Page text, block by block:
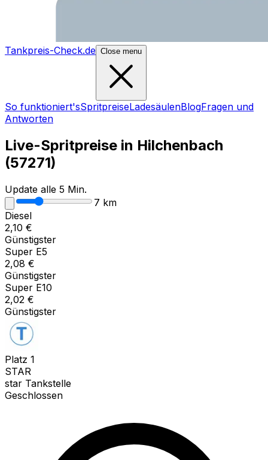
Tankpreis-Check.de Close menu
So funktioniert'sSpritpreiseLadesäulenBlogFragen und
Antworten
Live-Spritpreise in Hilchenbach
(57271)
Update alle 5 Min.
7 km
Diesel
2,10 €
Günstigster
Super E5
2,08 €
Günstigster
Super E10
2,02 €
Günstigster
Platz 1
STAR
star Tankstelle
Geschlossen